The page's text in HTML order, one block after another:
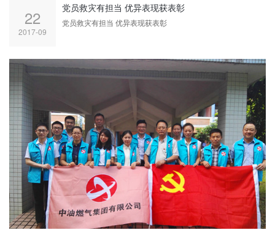
22
2017-09
党员救灾有担当 优异表现获表彰
党员救灾有担当 优异表现获表彰